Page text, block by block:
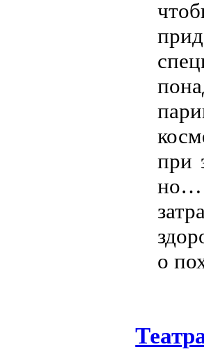
при
но…
о